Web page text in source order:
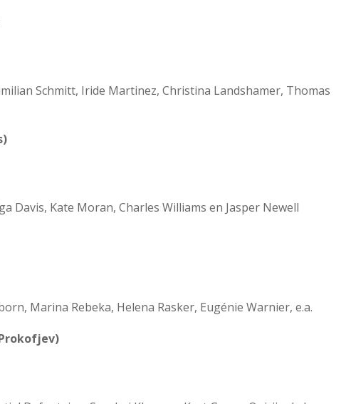
Schmitt, Iride Martinez, Christina Landshamer, Thomas
Davis, Kate Moran, Charles Williams en Jasper Newell
Marina Rebeka, Helena Rasker, Eugénie Warnier, e.a.